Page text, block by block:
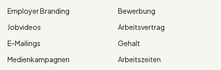
Employer Branding
Jobvideos
E-Mailings
Medienkampagnen
Bewerbung
Arbeitsvertrag
Gehalt
Arbeitszeiten